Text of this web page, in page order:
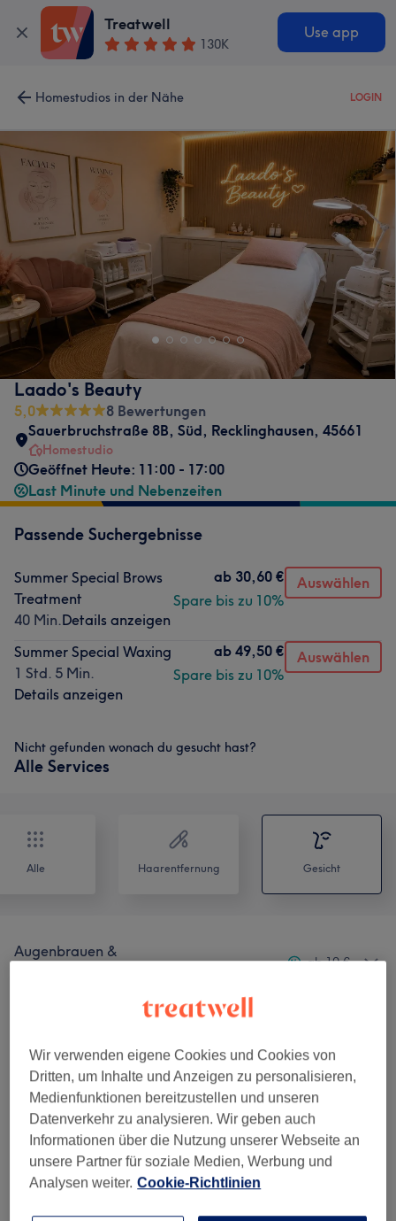
Treatwell
130K
Use app
Homestudios in der Nähe LOGIN
Laado's Beauty
5,0
8 Bewertungen
Sauerbruchstraße 8B, Süd, Recklinghausen, 45661
Homestudio
Geöffnet Heute: 11:00 - 17:00
Last Minute und Nebenzeiten
Passende Suchergebnisse
Summer Special Brows
Treatment
40 Min.Details anzeigen
ab 30,60 €
Spare bis zu 10%
Auswählen
Summer Special Waxing
1 Std. 5 Min.
Details anzeigen
ab 49,50 €
Spare bis zu 10%
Auswählen
Nicht gefunden wonach du gesucht hast?
Alle Services
Alle Haarentfernung Gesicht
Augenbrauen &
ab 10 €
Gesichtsbehandlungen (6)
Unsere Arbeit
Bild anklicken für weitere Details
Wir verwenden eigene Cookies und Cookies von
Dritten, um Inhalte und Anzeigen zu personalisieren,
Medienfunktionen bereitzustellen und unseren
Datenverkehr zu analysieren. Wir geben auch
Informationen über die Nutzung unserer Webseite an
unsere Partner für soziale Medien, Werbung und
Analysen weiter. Cookie-Richtlinien